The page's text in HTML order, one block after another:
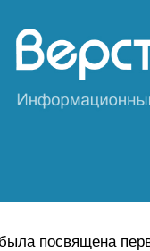
посвящена